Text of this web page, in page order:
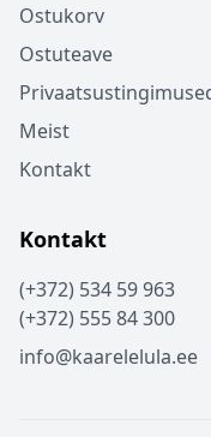
Ostukorv
Ostuteave
Meist
Kontakt
Kontakt
(+372) 534 59 963
(+372) 555 84 300
info@kaarelelula.ee